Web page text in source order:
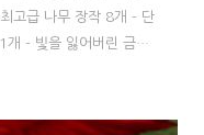
고급 나무 장작 8개 - 단
개 - 빛을 잃어버린 금속
정도만 3개 가격으로
다 있어도 쉽지 않구나?